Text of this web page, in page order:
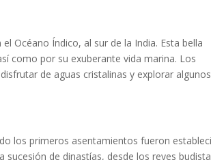
Océano Índico, al sur de la India. Esta bella
como por su exuberante vida marina. Los
de aguas cristalinas y explorar
los primeros asentamientos fueron
de dinastías, desde los reyes